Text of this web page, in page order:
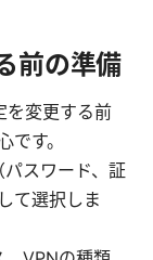
前の準備
を変更する前
す。
スワード、証
て選択しま